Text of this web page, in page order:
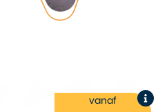
vanaf